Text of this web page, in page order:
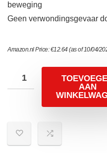
beweging
Geen verwondingsgevaar
Amazon.nl Price:€12.64(as of 10/04/
AAN